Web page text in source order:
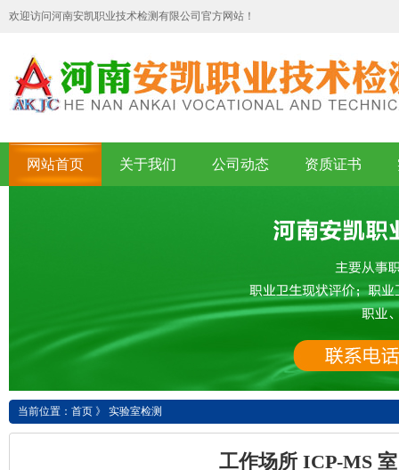
欢迎访问河南安凯职业技术检测有限公司官方网站！
网站首页 关于我们 公司动态 资质证书
当前位置： 首页 》 实验室检测
工作场所 ICP-MS 室